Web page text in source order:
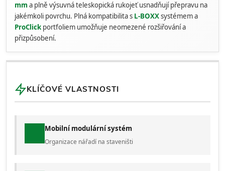
mm a plně výsuvná teleskopická rukojeť usnadňují přepravu na
jakémkoli povrchu. Plná kompatibilita s L-BOXXsystémem a
ProClick portfoliem umožňuje neomezené rozšiřování a
přizpůsobení.
KLÍČOVÉ VLASTNOSTI
Mobilní modulární systém
Organizace nářadí na staveništi